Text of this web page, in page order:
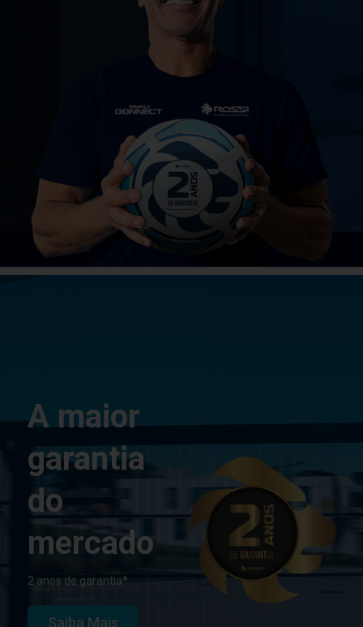
A maior
garantia
do
mercado
2 anos de garantia*
Saiba Mais